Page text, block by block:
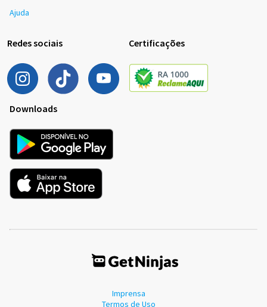
Ajuda
Redes sociais Certificações
Downloads
Imprensa
Termos de Uso